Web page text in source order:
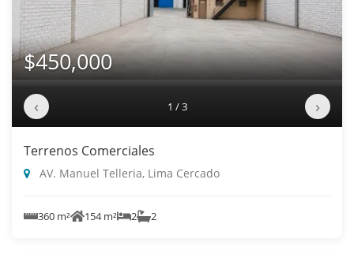
$450,000
‹ 1 / 3 ›
Terrenos Comerciales
AV. Manuel Telleria, Lima Cercado
360 m² 154 m² 2 2